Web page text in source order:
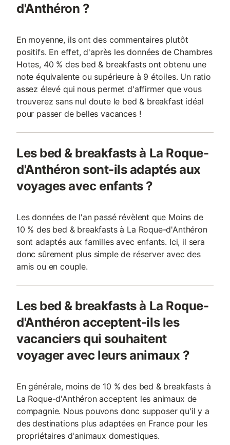
d'Anthéron ?
En moyenne, ils ont des commentaires plutôt
positifs. En effet, d'après les données de Chambres
Hotes, 40 % des bed & breakfasts ont obtenu une
note équivalente ou supérieure à 9 étoiles. Un ratio
assez élevé qui nous permet d'affirmer que vous
trouverez sans nul doute le bed & breakfast idéal
pour passer de belles vacances !
Les bed & breakfasts à La Roque-
d'Anthéron sont-ils adaptés aux
voyages avec enfants ?
Les données de l'an passé révèlent que Moins de
10 % des bed & breakfasts à La Roque-d'Anthéron
sont adaptés aux familles avec enfants. Ici, il sera
donc sûrement plus simple de réserver avec des
amis ou en couple.
Les bed & breakfasts à La Roque-
d'Anthéron acceptent-ils les
vacanciers qui souhaitent
voyager avec leurs animaux ?
En générale, moins de 10 % des bed & breakfasts à
La Roque-d'Anthéron acceptent les animaux de
compagnie. Nous pouvons donc supposer qu'il y a
des destinations plus adaptées en France pour les
propriétaires d'animaux domestiques.